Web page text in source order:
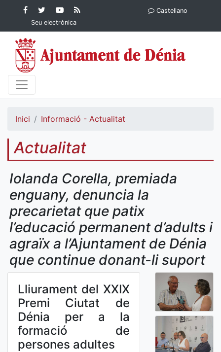
Contingut principalFacebook
Ajuntament de Dénia
Twitter
Ajuntament de
Dénia
YouTube
Ajuntament
de Dénia
Ajuntament
Seu electrònica
Castellano
Inici Informació - Actualitat
Actualitat
Iolanda Corella, premiada
enguany, denuncia la
precarietat que patix
l’educació permanent d’adults i
agraïx a l’Ajuntament de Dénia
que continue donant-li suport
Lliurament del XXIX
Premi Ciutat de
Dénia per a la
formació de
persones adultes